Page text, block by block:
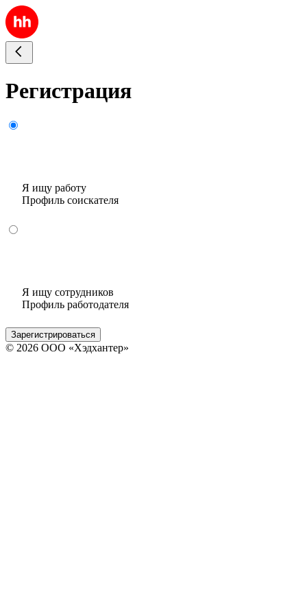
Регистрация
Я ищу работу
Профиль соискателя
Я ищу сотрудников
Профиль работодателя
Зарегистрироваться
© 2026 ООО «Хэдхантер»